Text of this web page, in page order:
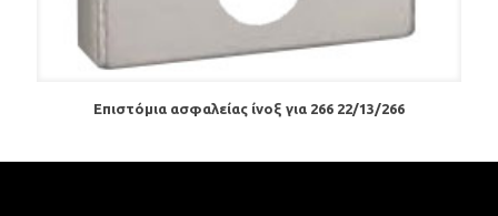
Επιστόμια ασφαλείας ίνοξ για 266 22/13/266